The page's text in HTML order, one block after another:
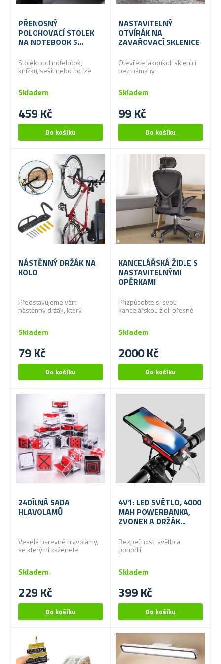
PŘENOSNÝ
POLOHOVACÍ STOLEK
NA NOTEBOOK S
ŠTĚRBINAMI
Stolek pod notebook,
knížku, sešit nebo ho lze
459 Kč
Skladem
NASTAVITELNÝ
OTVÍRÁK NA
ZAVAŘOVACÍ SKLENICE
Otevřete jakoukoli sklenici
bez námahy
99 Kč
Skladem
NÁSTĚNNÝ DRŽÁK NA
KOLO
Představujeme vám
nástěnný držák, který
79 Kč
Skladem
KANCELÁŘSKÁ ŽIDLE S
NASTAVITELNÝMI
OPĚRKAMI
Přizpůsobte si svou
kancelářskou židli přesně
2000 Kč
Skladem
24DÍLNÁ SADA
HLAVOLAMŮ
Veselé barevné hlavolamy,
se kterými zaženete
229 Kč
Skladem
4V1: LED SVĚTLO, 4000
MAH POWERBANKA,
ZVONEK A DRŽÁK
Bezpečnost, světlo a
pohodlí
399 Kč
Skladem